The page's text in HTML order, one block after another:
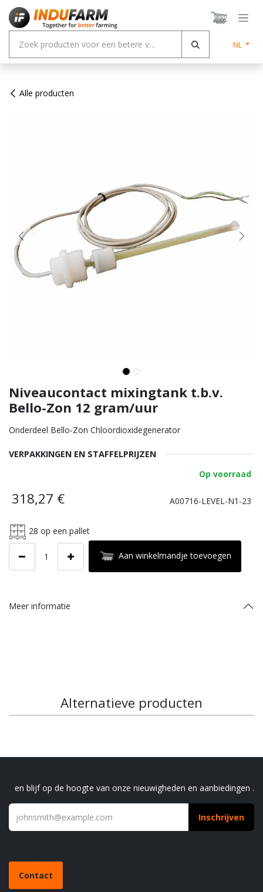
Overslaan naar inhoud
NL
Alle producten
Niveaucontact mixingtank t.b.v.
Bello-Zon 12 gram/uur
Onderdeel Bello-Zon Chloordioxidegenerator
VERPAKKINGEN EN STAFFELPRIJZEN
Op voorraad
318,27 € A00716-LEVEL-N1-23
28 op een pallet
Aan winkelmandje toevoegen
Meer informatie
Alternatieve producten
en blijf op de hoogte van onze nieuwigheden en aanbiedingen .
Inschrijven
Contact